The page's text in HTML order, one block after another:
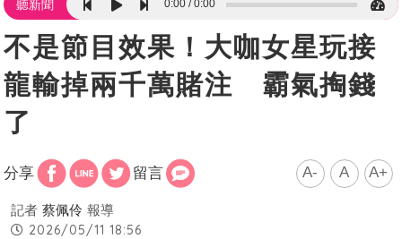
聽新聞 0:00 0:00
不是節目效果！大咖女星玩接
龍輸掉兩千萬賭注 霸氣掏錢
了
分享 留言 A- A A+
記者 蔡佩伶 報導
2026/05/11 18:56